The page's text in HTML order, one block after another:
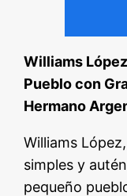
Williams
Pueblo con
Hermano
Williams
simples y
pequeño